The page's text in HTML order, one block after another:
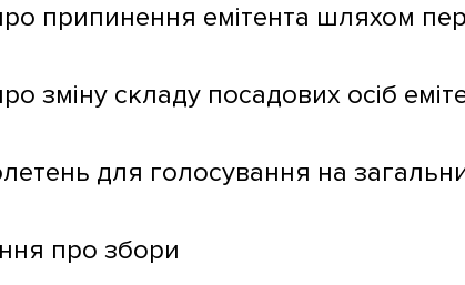
припинення емітента шляхом
зміну складу посадових осіб
для голосування на
про збори